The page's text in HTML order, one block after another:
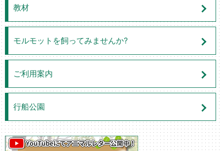
教材
モルモットを飼ってみませんか?
ご利用案内
行船公園